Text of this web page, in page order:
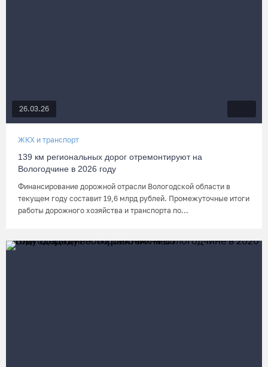
26.03.26
ЖКХ и транспорт
139 км региональных дорог отремонтируют на
Вологодчине в 2026 году
Финансирование дорожной отрасли Вологодской области в
текущем году составит 19,6 млрд рублей. Промежуточные итоги
работы дорожного хозяйства и транспорта по...